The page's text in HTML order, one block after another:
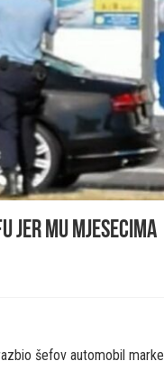
jer mu mjesecima
šefov automobil marke